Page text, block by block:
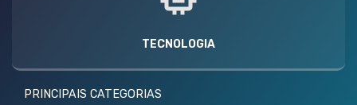
TECNOLOGIA
PRINCIPAIS CATEGORIAS